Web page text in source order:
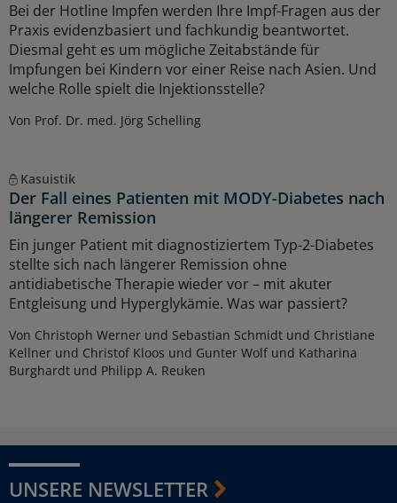
Bei der Hotline Impfen werden Ihre Impf-Fragen aus der
Praxis evidenzbasiert und fachkundig beantwortet.
Diesmal geht es um mögliche Zeitabstände für
Impfungen bei Kindern vor einer Reise nach Asien. Und
welche Rolle spielt die Injektionsstelle?
Von Prof. Dr. med. Jörg Schelling
Kasuistik
Der Fall eines Patienten mit MODY-Diabetes nach
längerer Remission
Ein junger Patient mit diagnostiziertem Typ-2-Diabetes
stellte sich nach längerer Remission ohne
antidiabetische Therapie wieder vor – mit akuter
Entgleisung und Hyperglykämie. Was war passiert?
Von Christoph Werner und Sebastian Schmidt und Christiane
Kellner und Christof Kloos und Gunter Wolf und Katharina
Burghardt und Philipp A. Reuken
UNSERE NEWSLETTER